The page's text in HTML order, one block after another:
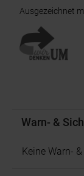
Ausgezeichnet
Warn- &
Keine Warn-